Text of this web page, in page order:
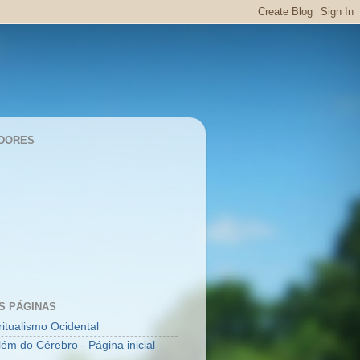
PÁGINAS
Ocidental
do Cérebro - Página inicial